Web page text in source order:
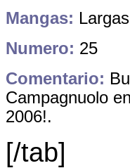
Mangas: Largas
Numero: 25
Comentario:
Campagnuolo
2006!.
[/tab]